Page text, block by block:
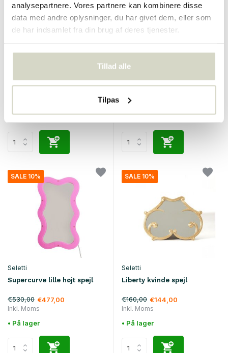
analysepartnere. Vores partnere kan kombinere disse
data med andre oplysninger, du har givet dem, eller som
de har indsamlet fra din brug af deres tjenester.
Tillad alle
Tilpas
Seletti
• På lager
Seletti
Supercurve højt spejl
Inkl. Moms
• På lager
SALE 10%
Seletti
Supercurve lille højt spejl
€530,00 €477,00
Inkl. Moms
• På lager
SALE 10%
Seletti
Liberty kvinde spejl
€160,00 €144,00
Inkl. Moms
• På lager